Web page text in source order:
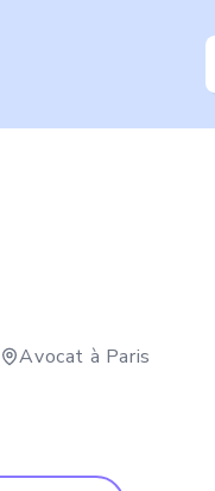
Avocat à Paris